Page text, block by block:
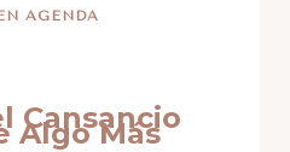
AGENDA
Cansancio
Algo Más